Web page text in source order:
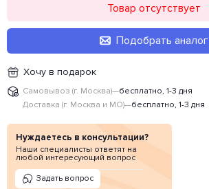
Товар отсутствует
Подобрать аналог
Хочу в подарок
Самовывоз (г. Москва)—бесплатно, 1-3 дня
Доставка (г. Москва и МО)—бесплатно, 1-3 дня
Нуждаетесь в консультации?
Наши специалисты ответят на
любой интересующий вопрос
Задать вопрос